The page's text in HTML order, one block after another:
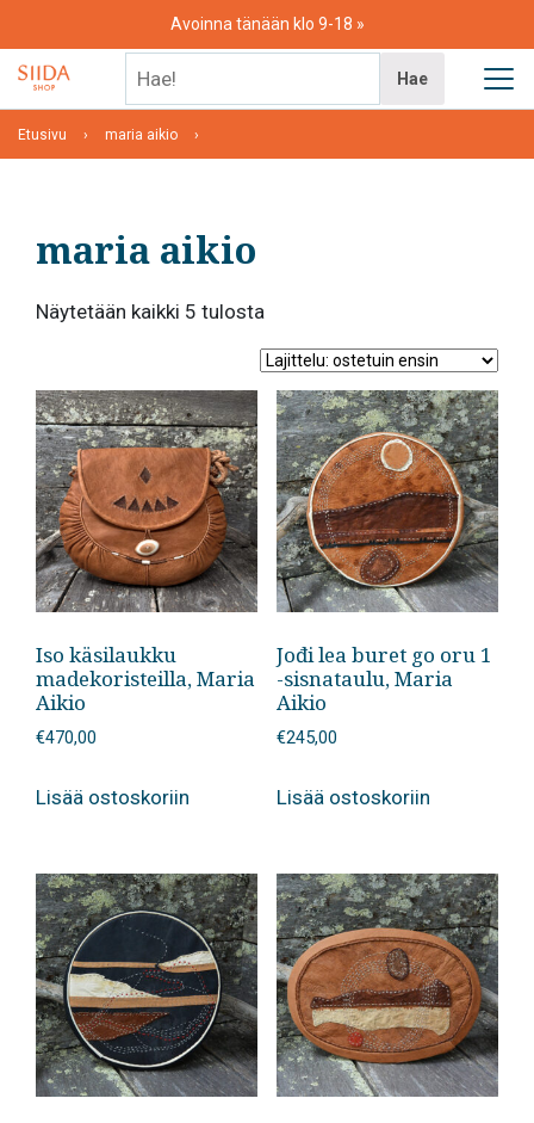
content
Avoinna tänään klo 9-18
Hae
Etusivu maria aikio
maria aikio
Näytetään kaikki 5 tulosta
ensin
Iso käsilaukku
madekoristeilla, Maria
Aikio
€470,00
Lisää ostoskoriin
Jođi lea buret go oru 1
-sisnataulu, Maria
Aikio
€245,00
Lisää ostoskoriin